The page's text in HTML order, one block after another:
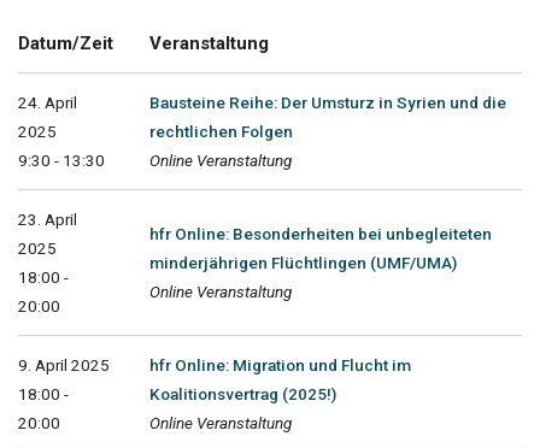
Datum/Zeit Veranstaltung
24. April
2025
9:30 - 13:30
Bausteine Reihe: Der Umsturz in Syrien und die
rechtlichen Folgen
Online Veranstaltung
23. April
2025
18:00 -
20:00
hfr Online: Besonderheiten bei unbegleiteten
minderjährigen Flüchtlingen (UMF/UMA)
Online Veranstaltung
9. April 2025
18:00 -
20:00
hfr Online: Migration und Flucht im
Koalitionsvertrag (2025!)
Online Veranstaltung